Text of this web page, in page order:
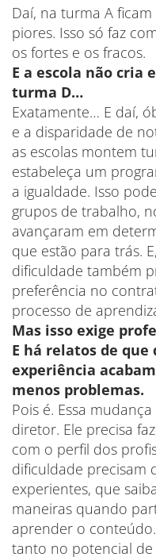
Daí, na turma A
piores. Isso só faz
os fortes e os fracos.
E a escola não cria
turma D…
Exatamente… E daí,
e a disparidade de
as escolas montem
estabeleça um
a igualdade. Isso
grupos de trabalho,
avançaram em
que estão para trás.
dificuldade também
preferência no
processo de
Mas isso exige
E há relatos de
experiência
menos problemas.
Pois é. Essa
diretor. Ele precisa
com o perfil dos
dificuldade precisam
experientes, que
maneiras quando
aprender o
tanto no potencial